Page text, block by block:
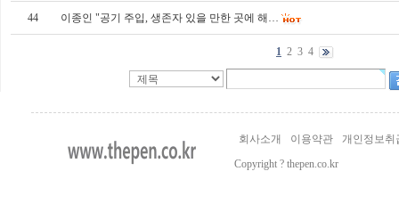
44 이종인 "공기 주입, 생존자 있을 만한 곳에 해…
1 2 3 4
회사소개 이용약관
개인정보취
Copyright ? thepen.co.kr